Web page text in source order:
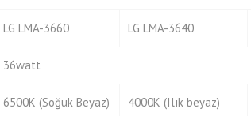
LG LMA-3660 LG LMA-3640
36watt
6500K (Soğuk Beyaz) 4000K (Ilık beyaz)